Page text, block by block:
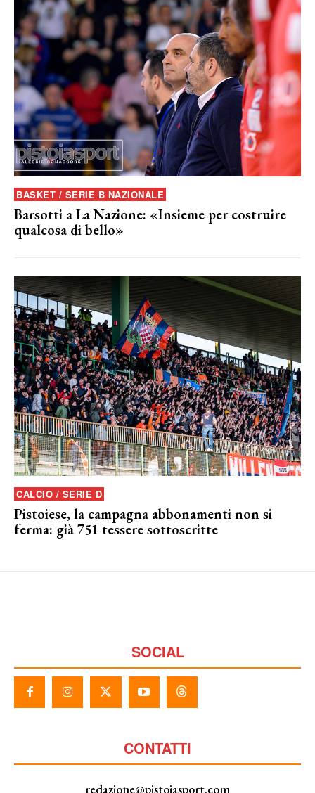
BASKET / SERIE B NAZIONALE
Barsotti a La Nazione: «Insieme per costruire
qualcosa di bello»
CALCIO / SERIE D
Pistoiese, la campagna abbonamenti non si
ferma: già 751 tessere sottoscritte
SOCIAL
CONTATTI
redazione@pistoiasport.com